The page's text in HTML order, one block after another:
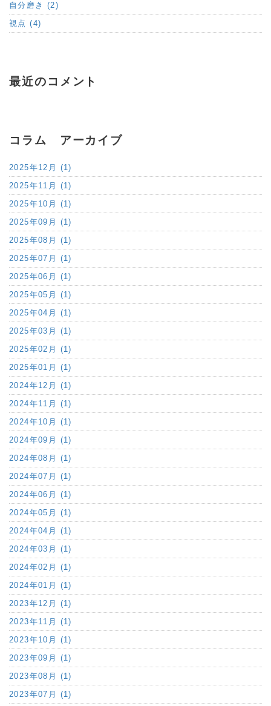
自分磨き (2)
視点 (4)
最近のコメント
コラム アーカイブ
2025年12月 (1)
2025年11月 (1)
2025年10月 (1)
2025年09月 (1)
2025年08月 (1)
2025年07月 (1)
2025年06月 (1)
2025年05月 (1)
2025年04月 (1)
2025年03月 (1)
2025年02月 (1)
2025年01月 (1)
2024年12月 (1)
2024年11月 (1)
2024年10月 (1)
2024年09月 (1)
2024年08月 (1)
2024年07月 (1)
2024年06月 (1)
2024年05月 (1)
2024年04月 (1)
2024年03月 (1)
2024年02月 (1)
2024年01月 (1)
2023年12月 (1)
2023年11月 (1)
2023年10月 (1)
2023年09月 (1)
2023年08月 (1)
2023年07月 (1)